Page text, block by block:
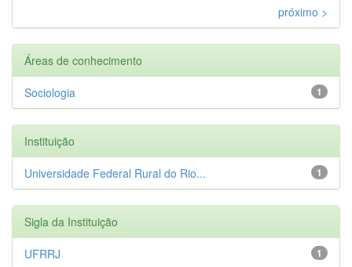
próximo >
Áreas de conhecimento
1
Sociologia
Instituição
1
Universidade Federal Rural do Rio...
Sigla da Instituição
1
UFRRJ